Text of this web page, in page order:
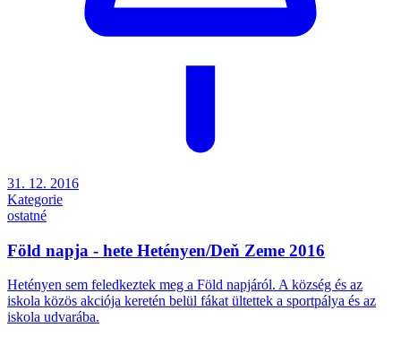
31. 12. 2016
Kategorie
ostatné
Föld napja - hete Hetényen/Deň Zeme 2016
Hetényen sem feledkeztek meg a Föld napjáról. A község és az
iskola közös akciója keretén belül fákat ültettek a sportpálya és az
iskola udvarába.